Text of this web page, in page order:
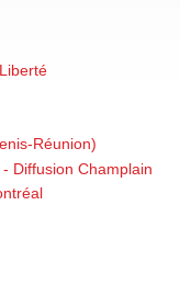
Réunion)
Diffusion Champlain